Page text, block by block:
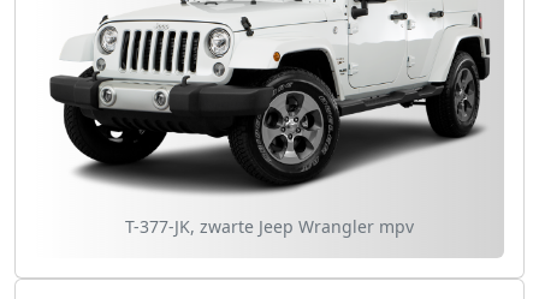
T-377-JK, zwarte Jeep Wrangler mpv